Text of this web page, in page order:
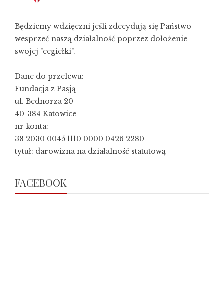
Będziemy wdzięczni jeśli zdecydują się Państwo
wesprzeć naszą działalność poprzez dołożenie
swojej "cegiełki".
Dane do przelewu:
Fundacja z Pasją
ul. Bednorza 20
40-384 Katowice
nr konta:
38 2030 0045 1110 0000 0426 2280
tytuł: darowizna na działalność statutową
FACEBOOK